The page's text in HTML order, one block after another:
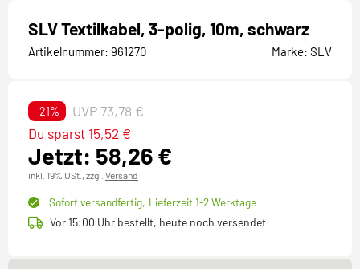
SLV Textilkabel, 3-polig, 10m, schwarz
Artikelnummer: 961270 Marke: SLV
-21% UVP 73,78 €
Jetzt: 58,26 €
Du sparst 15,52 €
inkl. 19% USt., zzgl. Versand
Sofort versandfertig, Lieferzeit 1-2 Werktage
Vor 15:00 Uhr bestellt, heute noch versendet